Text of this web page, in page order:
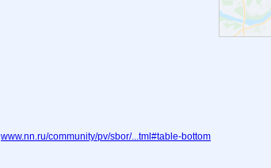
www.nn.ru/community/pv/sbor/...tml#table-bottom